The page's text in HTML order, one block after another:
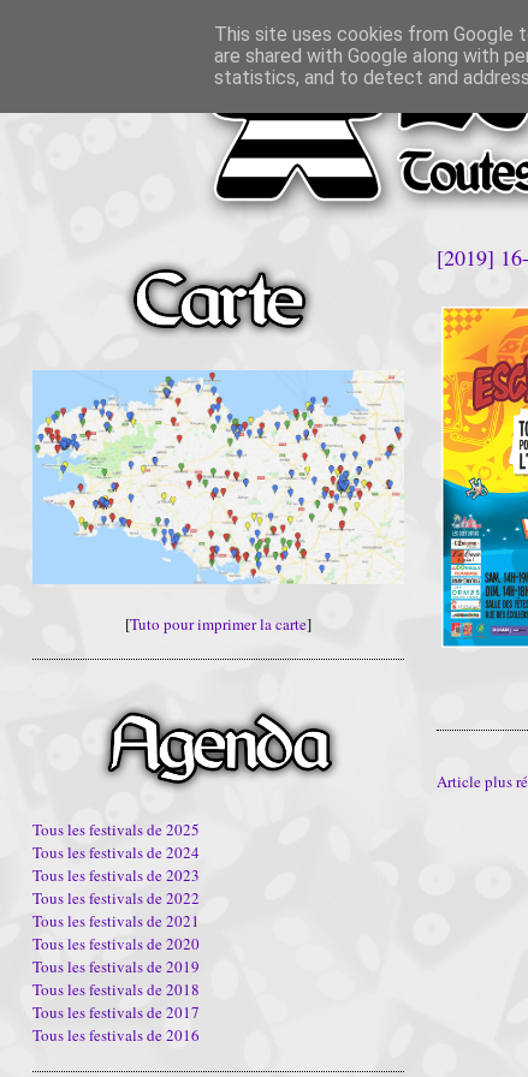
[Tuto pour imprimer la carte]
Tous les festivals de 2025
Tous les festivals de 2024
Tous les festivals de 2023
Tous les festivals de 2022
Tous les festivals de 2021
Tous les festivals de 2020
Tous les festivals de 2019
Tous les festivals de 2018
Tous les festivals de 2017
Tous les festivals de 2016
[2019]
Article plus
This site uses cookies from Google
are shared with Google along with
statistics, and to detect and